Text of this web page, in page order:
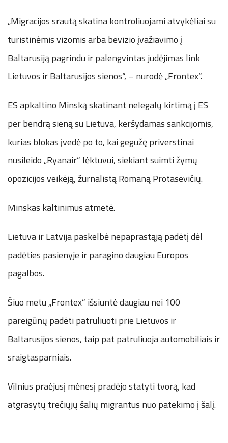
„Migracijos srautą skatina kontroliuojami atvykėliai su
turistinėmis vizomis arba bevizio įvažiavimo į
Baltarusiją pagrindu ir palengvintas judėjimas link
Lietuvos ir Baltarusijos sienos“, – nurodė „Frontex“.
ES apkaltino Minską skatinant nelegalų kirtimą į ES
per bendrą sieną su Lietuva, keršydamas sankcijomis,
kurias blokas įvedė po to, kai gegužę priverstinai
nusileido „Ryanair“ lėktuvui, siekiant suimti žymų
opozicijos veikėją, žurnalistą Romaną Protasevičių.
Minskas kaltinimus atmetė.
Lietuva ir Latvija paskelbė nepaprastąją padėtį dėl
padėties pasienyje ir paragino daugiau Europos
pagalbos.
Šiuo metu „Frontex“ išsiuntė daugiau nei 100
pareigūnų padėti patruliuoti prie Lietuvos ir
Baltarusijos sienos, taip pat patruliuoja automobiliais ir
sraigtasparniais.
Vilnius praėjusį mėnesį pradėjo statyti tvorą, kad
atgrasytų trečiųjų šalių migrantus nuo patekimo į šalį.